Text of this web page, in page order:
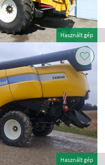
Használt gép
Használt gép